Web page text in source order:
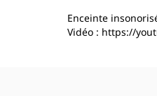
Enceinte
Vidéo : https://